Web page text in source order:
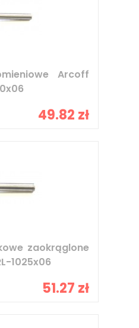
Arcoff
49.82 zł
zaokrąglone
1025x06
51.27 zł